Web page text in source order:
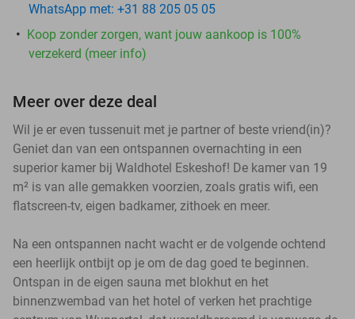
WhatsApp met: +31 88 205 05 05
Koop zonder zorgen, want jouw aankoop is 100%
verzekerd (meer info)
Meer over deze deal
Wil je er even tussenuit met je partner of beste vriend(in)?
Geniet dan van een ontspannen overnachting in een
superior kamer bij Waldhotel Eskeshof! De kamer van 19
m² is van alle gemakken voorzien, zoals gratis wifi, een
flatscreen-tv, eigen badkamer, zithoek en meer.
Na een ontspannen nacht wacht er de volgende ochtend
een heerlijk ontbijt op je om de dag goed te beginnen.
Ontspan in de eigen sauna met blokhut en het
binnenzwembad van het hotel of verken het prachtige